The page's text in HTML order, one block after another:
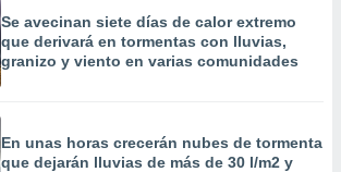
Se avecinan siete días de calor extremo
que derivará en tormentas con lluvias,
granizo y viento en varias comunidades
En unas horas crecerán nubes de tormenta
que dejarán lluvias de más de 30 l/m2 y